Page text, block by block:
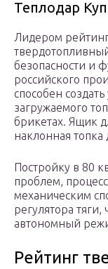
Теплодар
Лидером
безопасности и
российского
способен
загружаемого
брикетах. Ящик
наклонная топка
Постройку в 80
проблем,
механическим
регулятора
автономный
Рейтинг